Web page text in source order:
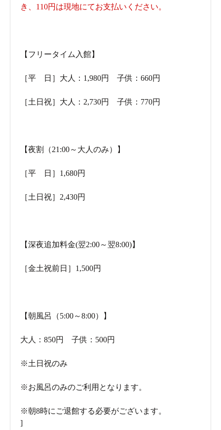
館内に入ります。
ので、お財布を持たずにゆっくり過ごせるのがうれしい
フロントで鍵を受け取ります
き、110円は現地にてお支払いください。
【フリータイム入館】
［平 日］大人：1,980円 子供：660円
［土日祝］大人：2,730円 子供：770円
【夜割（21:00～大人のみ）】
［平 日］1,680円
［土日祝］2,430円
【深夜追加料金(翌2:00～翌8:00)】
［金土祝前日］1,500円
【朝風呂（5:00～8:00）】
大人：850円 子供：500円
※土日祝のみ
※お風呂のみのご利用となります。
※朝8時にご退館する必要がございます。
]